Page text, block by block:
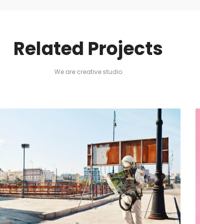
Related Projects
We are creative studio